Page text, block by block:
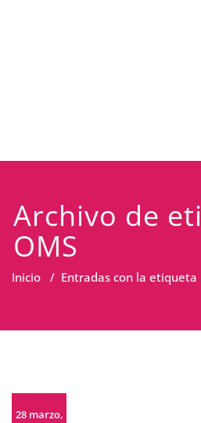
Archivo de
OMS
Inicio / Entradas con la etiqueta
28 marzo,